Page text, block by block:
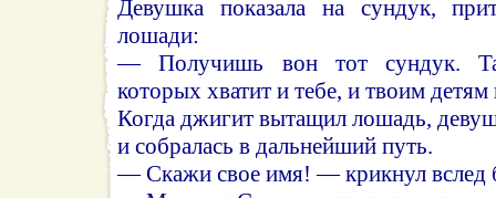
Девушка показала на сундук,
лошади:
— Получишь вон тот сундук.
которых хватит и тебе, и твоим
Когда джигит вытащил лошадь,
и собра­лась в дальнейший путь.
— Скажи свое имя! — крикнул вслед